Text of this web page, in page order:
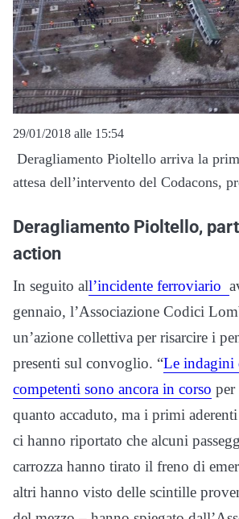
29/01/2018 alle 15:54
Deragliamento Pioltello arriva la
attesa dell’intervento del Codacons,
Deragliamento Pioltello,
action
In seguito all’incidente ferroviario
gennaio, l’Associazione Codici
un’azione collettiva per risarcire i
presenti sul convoglio. “Le indagini
competenti sono ancora in corso per
quanto accaduto, ma i primi
ci hanno riportato che alcuni
carrozza hanno tirato il freno di
altri hanno visto delle scintille